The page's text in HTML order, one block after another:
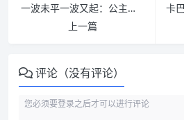
一波未平一波又起：公主邮轮承认公司存在数据泄露问题
上一篇
评论（没有评论）